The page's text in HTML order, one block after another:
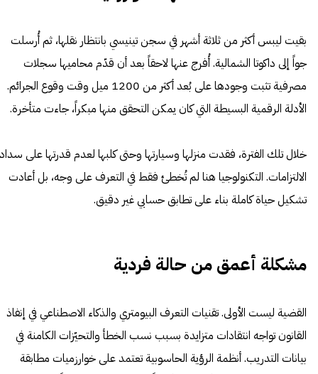
بقيت ليبس أكثر من ثلاثة أشهر في سجن تينيسي بانتظار نقلها، ثم أُرسلت
جواً إلى داكوتا الشمالية. أُفرج عنها لاحقاً بعد أن قدّم محاميها سجلات
مصرفية تثبت وجودها على بُعد أكثر من 1200 ميل وقت وقوع الجرائم.
الأدلة الرقمية البسيطة التي كان يمكن التحقق منها مبكراً، جاءت متأخرة.
خلال تلك الفترة، فقدت منزلها وسيارتها وحتى كلبها لعدم قدرتها على سداد
الالتزامات. التكنولوجيا هنا لم تُخطئ فقط في التعرف على وجه، بل أعادت
تشكيل حياة كاملة بناء على تطابق حسابي غير دقيق.
مشكلة أعمق من حالة فردية
القضية ليست الأولى. تقنيات التعرف البيومتري والذكاء الاصطناعي في إنفاذ
القانون تواجه انتقادات متزايدة بسبب نسب الخطأ والتحيّزات الكامنة في
بيانات التدريب. أنظمة الرؤية الحاسوبية تعتمد على خوارزميات مطابقة